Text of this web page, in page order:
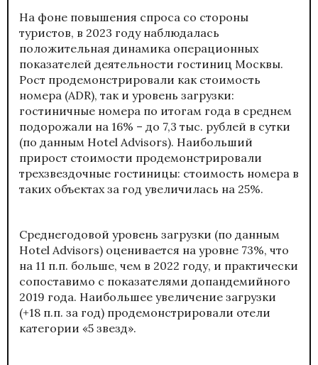
На фоне повышения спроса со стороны
туристов, в 2023 году наблюдалась
положительная динамика операционных
показателей деятельности гостиниц Москвы.
Рост продемонстрировали как стоимость
номера (ADR), так и уровень загрузки:
гостиничные номера по итогам года в среднем
подорожали на 16% – до 7,3 тыс. рублей в сутки
(по данным Hotel Advisors). Наибольший
прирост стоимости продемонстрировали
трехзвездочные гостиницы: стоимость номера в
таких объектах за год увеличилась на 25%.
Среднегодовой уровень загрузки (по данным
Hotel Advisors) оценивается на уровне 73%, что
на 11 п.п. больше, чем в 2022 году, и практически
сопоставимо с показателями допандемийного
2019 года. Наибольшее увеличение загрузки
(+18 п.п. за год) продемонстрировали отели
категории «5 звезд».